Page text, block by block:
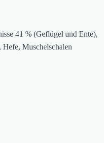
41 % (Geflügel und Ente),
Muschelschalen